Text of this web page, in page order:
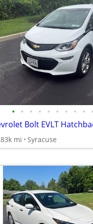
• • • • • • • • • •
83k mi Syracuse